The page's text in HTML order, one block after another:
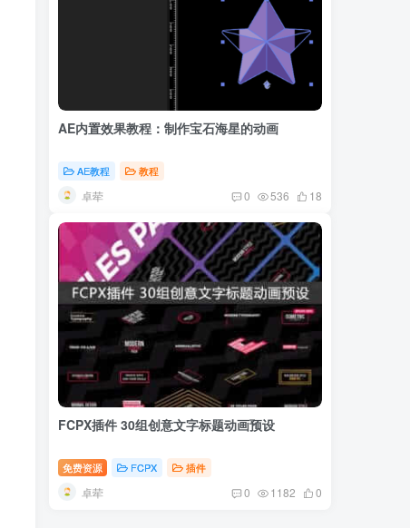
AE内置效果教程：制作宝石海星的动画
AE教程 教程
卓荦 0 536 18
FCPX插件 30组创意文字标题动画预设
免费资源 FCPX 插件
卓荦 0 1182 0